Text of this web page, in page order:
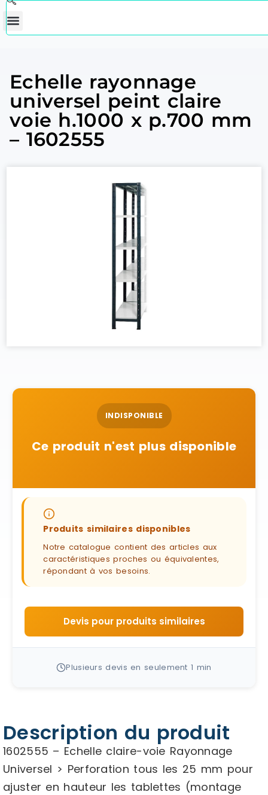
Echelle rayonnage
universel peint claire
voie h.1000 x p.700 mm
– 1602555
INDISPONIBLE
Ce produit n'est plus disponible
Produits similaires disponibles
Notre catalogue contient des articles aux
caractéristiques proches ou équivalentes,
répondant à vos besoins.
Devis pour produits similaires
Plusieurs devis en seulement 1 min
Description du produit
1602555 – Echelle claire-voie Rayonnage
Universel > Perforation tous les 25 mm pour
ajuster en hauteur les tablettes (montage